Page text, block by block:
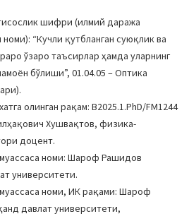
шифри (илмий даража
“Кучли қутбланган суюқлик ва
ўзаро таъсирлар ҳамда уларнинг
бўлиши”, 01.04.05 – Оптика
олинган рақам: B2025.1.PhD/FM1244
Хушвақтов, физика-
доцент.
номи: Шароф Рашидов
университети.
номи, ИК рақами: Шароф
давлат университети,